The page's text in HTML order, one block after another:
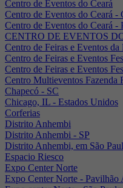
Centro de Eventos do Ceará
Centro de Eventos do Ceará -
Centro de Eventos do Ceará -
CENTRO DE EVENTOS
Centro de Feiras e Eventos da
Centro de Feiras e Eventos
Centro de Feiras e Eventos
Centro Multieventos Fazenda
Chapecó - SC
Chicago, IL - Estados Unidos
Corferias
Distrito Anhembi
Distrito Anhembi - SP
Distrito Anhembi, em São
Espacio Riesco
Expo Center Norte
Expo Center Norte - Pavilhão